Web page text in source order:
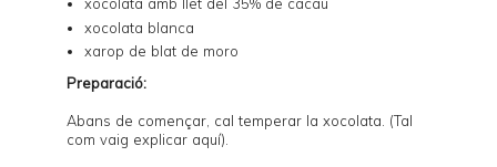
xocolata amb llet del 35% de cacau
xocolata blanca
xarop de blat de moro
Preparació:
Abans de començar, cal temperar la xocolata. (Tal
com vaig explicar aquí).